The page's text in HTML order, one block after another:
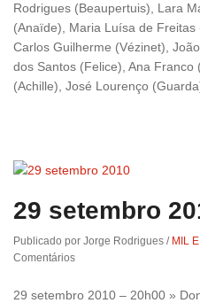
Rodrigues (Beaupertuis), Lara
(Anaïde), Maria Luísa de
Carlos Guilherme (Vézinet),
dos Santos (Felice), Ana Franco
(Achille), José Lourenço
29 setembro
Publicado por Jorge Rodrigues / MIL
Comentários
29 setembro 2010 – 20h00 »